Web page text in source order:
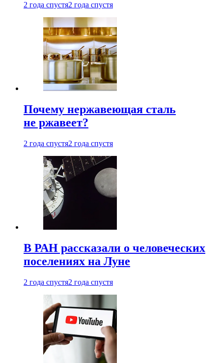
2 года спустя2 года спустя
Почему нержавеющая сталь
не ржавеет?
2 года спустя2 года спустя
В РАН рассказали о человеческих
поселениях на Луне
2 года спустя2 года спустя